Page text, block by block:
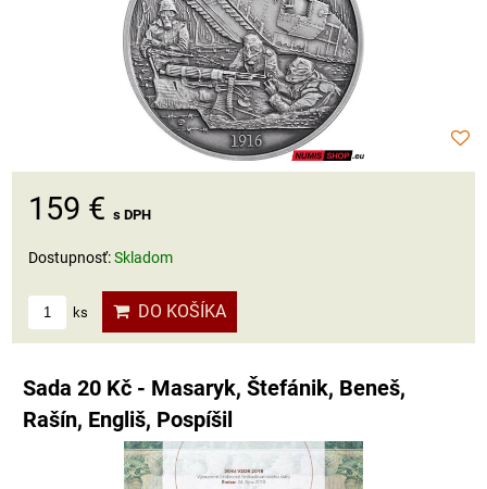
159 € s DPH
Dostupnosť:Skladom
ks DO KOŠÍKA
Sada 20 Kč - Masaryk, Štefánik, Beneš,
Rašín, Engliš, Pospíšil